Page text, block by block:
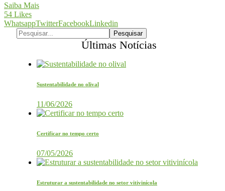
Saiba Mais
54 Likes
WhatsappTwitterFacebookLinkedin
Últimas Notícias
Sustentabilidade no olival
11/06/2026
Certificar no tempo certo
07/05/2026
Estruturar a sustentabilidade no setor vitivinícola